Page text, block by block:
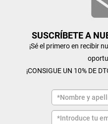
SUSCRÍBETE A
¡Sé el primero en recibir
¡CONSIGUE UN 10% DE